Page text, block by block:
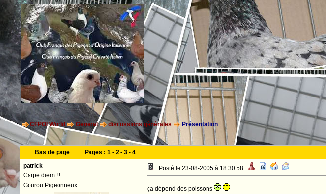
CFPOI World General discussions générales Présentation
Bas de page Pages : 1- 2- 3- 4
patrick
Carpe diem ! !
Gourou Pigeonneux
Posté le 23-08-2005 à 18:30:58
ça dépend des poissons